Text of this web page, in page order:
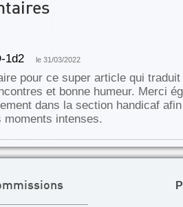
1d2 le 31/03/2022
pour ce super article qui
et bonne humeur. Merci
dans la section handicaf
moments intenses.